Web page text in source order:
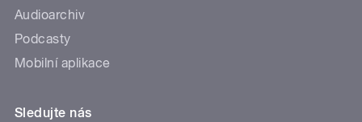
Audioarchiv
Podcasty
Mobilní aplikace
Sledujte nás